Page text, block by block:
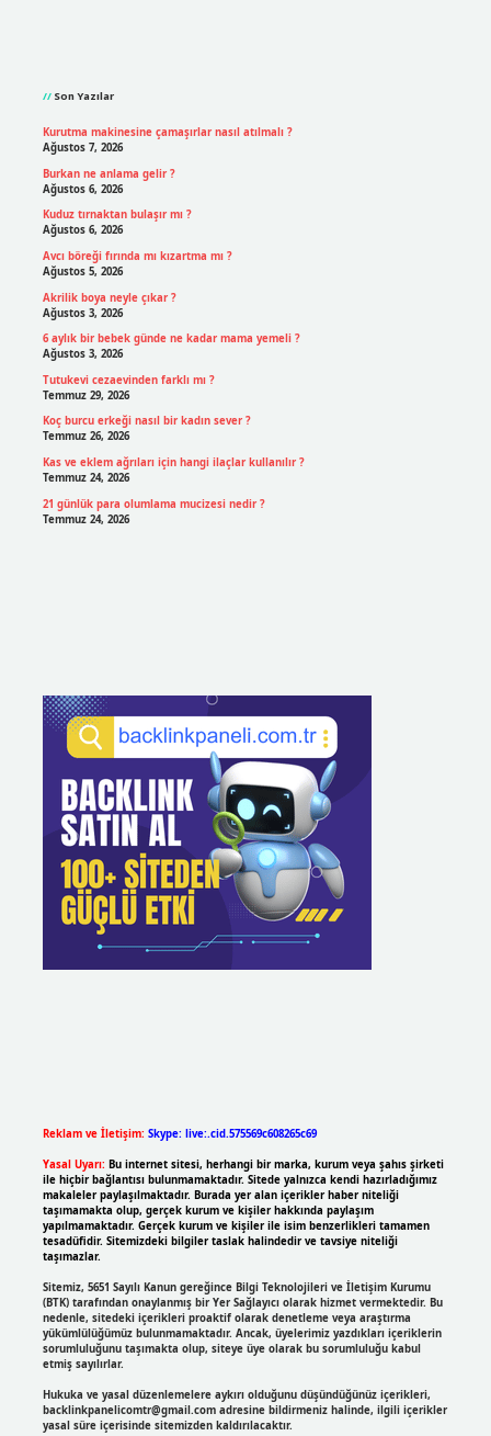
Son Yazılar
Kurutma makinesine çamaşırlar nasıl atılmalı ?
Ağustos 7, 2026
Burkan ne anlama gelir ?
Ağustos 6, 2026
Kuduz tırnaktan bulaşır mı ?
Ağustos 6, 2026
Avcı böreği fırında mı kızartma mı ?
Ağustos 5, 2026
Akrilik boya neyle çıkar ?
Ağustos 3, 2026
6 aylık bir bebek günde ne kadar mama yemeli ?
Ağustos 3, 2026
Tutukevi cezaevinden farklı mı ?
Temmuz 29, 2026
Koç burcu erkeği nasıl bir kadın sever ?
Temmuz 26, 2026
Kas ve eklem ağrıları için hangi ilaçlar kullanılır ?
Temmuz 24, 2026
21 günlük para olumlama mucizesi nedir ?
Temmuz 24, 2026
Reklam ve İletişim: Skype: live:.cid.575569c608265c69
Yasal Uyarı: Bu internet sitesi, herhangi bir marka, kurum veya şahıs şirketi
ile hiçbir bağlantısı bulunmamaktadır. Sitede yalnızca kendi hazırladığımız
makaleler paylaşılmaktadır. Burada yer alan içerikler haber niteliği
taşımamakta olup, gerçek kurum ve kişiler hakkında paylaşım
yapılmamaktadır. Gerçek kurum ve kişiler ile isim benzerlikleri tamamen
tesadüfidir. Sitemizdeki bilgiler taslak halindedir ve tavsiye niteliği
taşımazlar.
Sitemiz, 5651 Sayılı Kanun gereğince Bilgi Teknolojileri ve İletişim Kurumu
(BTK) tarafından onaylanmış bir Yer Sağlayıcı olarak hizmet vermektedir. Bu
nedenle, sitedeki içerikleri proaktif olarak denetleme veya araştırma
yükümlülüğümüz bulunmamaktadır. Ancak, üyelerimiz yazdıkları içeriklerin
sorumluluğunu taşımakta olup, siteye üye olarak bu sorumluluğu kabul
etmiş sayılırlar.
Hukuka ve yasal düzenlemelere aykırı olduğunu düşündüğünüz içerikleri,
backlinkpanelicomtr@gmail.comadresine bildirmeniz halinde, ilgili içerikler
yasal süre içerisinde sitemizden kaldırılacaktır.